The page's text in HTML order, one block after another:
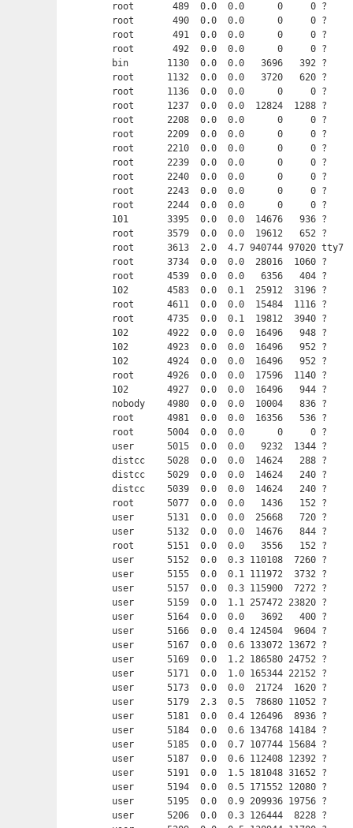
root       489  0.0  0.0      0     0 ?
root       490  0.0  0.0      0     0 ?
root       491  0.0  0.0      0     0 ?
root       492  0.0  0.0      0     0 ?
bin       1130  0.0  0.0   3696   392 ?
root      1132  0.0  0.0   3720   620 ?
root      1136  0.0  0.0      0     0 ?
root      1237  0.0  0.0  12824  1288 ?
root      2208  0.0  0.0      0     0 ?
root      2209  0.0  0.0      0     0 ?
root      2210  0.0  0.0      0     0 ?
root      2239  0.0  0.0      0     0 ?
root      2240  0.0  0.0      0     0 ?
root      2243  0.0  0.0      0     0 ?
root      2244  0.0  0.0      0     0 ?
101       3395  0.0  0.0  14676   936 ?
root      3579  0.0  0.0  19612   652 ?
root      3613  2.0  4.7 940744 97020 tty7
root      3734  0.0  0.0  28016  1060 ?
root      4539  0.0  0.0   6356   404 ?
102       4583  0.0  0.1  25912  3196 ?
root      4611  0.0  0.0  15484  1116 ?
root      4735  0.0  0.1  19812  3940 ?
102       4922  0.0  0.0  16496   948 ?
102       4923  0.0  0.0  16496   952 ?
102       4924  0.0  0.0  16496   952 ?
root      4926  0.0  0.0  17596  1140 ?
102       4927  0.0  0.0  16496   944 ?
nobody    4980  0.0  0.0  10004   836 ?
root      4981  0.0  0.0  16356   536 ?
root      5004  0.0  0.0      0     0 ?
user      5015  0.0  0.0   9232  1344 ?
distcc    5028  0.0  0.0  14624   288 ?
distcc    5029  0.0  0.0  14624   240 ?
distcc    5039  0.0  0.0  14624   240 ?
root      5077  0.0  0.0   1436   152 ?
user      5131  0.0  0.0  25668   720 ?
user      5132  0.0  0.0  14676   844 ?
root      5151  0.0  0.0   3556   152 ?
user      5152  0.0  0.3 110108  7260 ?
user      5155  0.0  0.1 111972  3732 ?
user      5157  0.0  0.3 115900  7272 ?
user      5159  0.0  1.1 257472 23820 ?
user      5164  0.0  0.0   3692   400 ?
user      5166  0.0  0.4 124504  9604 ?
user      5167  0.0  0.6 133072 13672 ?
user      5169  0.0  1.2 186580 24752 ?
user      5171  0.0  1.0 165344 22152 ?
user      5173  0.0  0.0  21724  1620 ?
user      5179  2.3  0.5  78680 11052 ?
user      5181  0.0  0.4 126496  8936 ?
user      5184  0.0  0.6 134768 14184 ?
user      5185  0.0  0.7 107744 15684 ?
user      5187  0.0  0.6 112408 12392 ?
user      5191  0.0  1.5 181048 31652 ?
user      5194  0.0  0.5 171552 12080
user      5195  0.0  0.9 209936 19756 ?
user      5206  0.0  0.3 126444  8228 ?